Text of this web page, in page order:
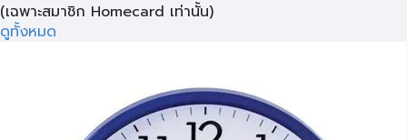
(เฉพาะสมาชิก Homecard เท่านั้น)
ดูทั้งหมด